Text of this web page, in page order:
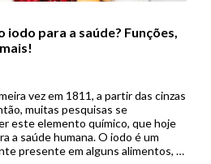
iodo para a saúde? Funções,
vez em 1811, a partir das cinzas
muitas pesquisas se
este elemento químico, que hoje
a saúde humana. O iodo é um
presente em alguns alimentos, e